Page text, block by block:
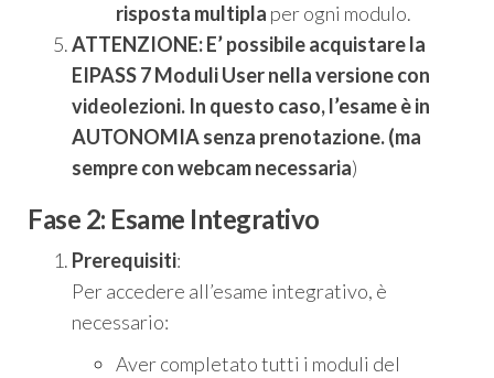
risposta multipla per ogni modulo.
ATTENZIONE: E’ possibile acquistare la
EIPASS 7 Moduli User nella versione con
videolezioni. In questo caso, l’esame è in
AUTONOMIA senza prenotazione. (ma
sempre con webcam necessaria)
Fase 2: Esame Integrativo
Prerequisiti:
Per accedere all’esame integrativo, è
necessario:
Aver completato tutti i moduli del